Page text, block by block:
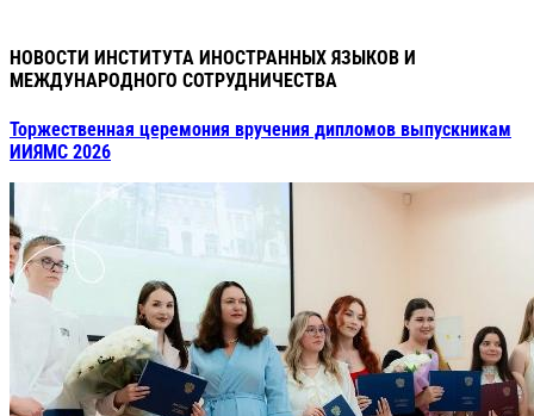
НОВОСТИ ИНСТИТУТА ИНОСТРАННЫХ ЯЗЫКОВ И
МЕЖДУНАРОДНОГО СОТРУДНИЧЕСТВА
Торжественная церемония вручения дипломов выпускникам
ИИЯМС 2026